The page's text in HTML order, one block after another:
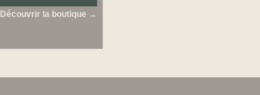
Découvrir la boutique →